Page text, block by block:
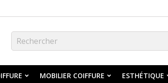
MOBILIER COIFFURE ESTHÉTIQUE